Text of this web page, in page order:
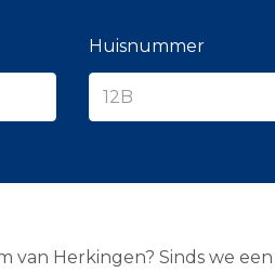
a
e
Huisnummer
van Herkingen? Sinds we